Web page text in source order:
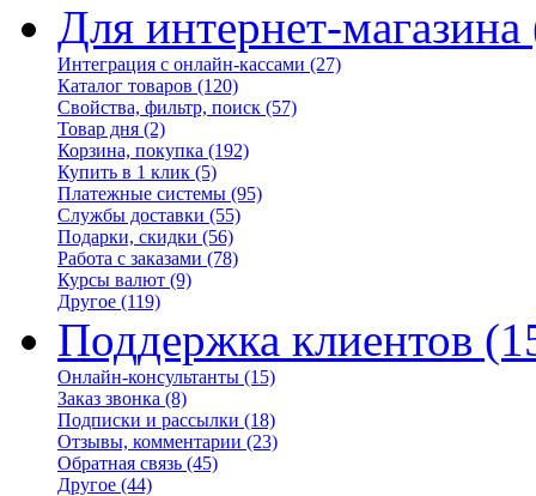
Для интернет-магазина
Интеграция с онлайн-кассами (27)
Каталог товаров (120)
Свойства, фильтр, поиск (57)
Товар дня (2)
Корзина, покупка (192)
Купить в 1 клик (5)
Платежные системы (95)
Службы доставки (55)
Подарки, скидки (56)
Работа с заказами (78)
Курсы валют (9)
Другое (119)
Поддержка клиентов
Онлайн-консультанты (15)
Заказ звонка (8)
Подписки и рассылки (18)
Отзывы, комментарии (23)
Обратная связь (45)
Другое (44)